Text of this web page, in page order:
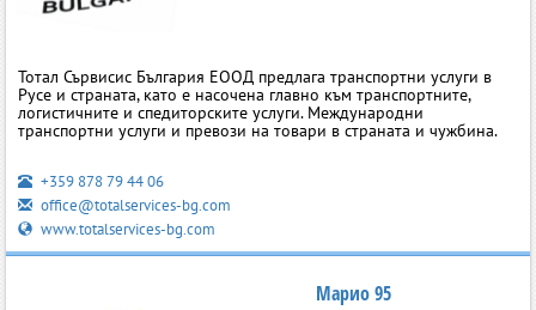
Тотал Сървисис България ЕООД предлага транспортни услуги в
Русе и страната, като е насочена главно към транспортните,
логистичните и спедиторските услуги. Международни
транспортни услуги и превози на товари в страната и чужбина.
+359 878 79 44 06
office@totalservices-bg.com
www.totalservices-bg.com
Марио 95